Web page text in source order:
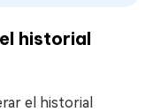
historial
el historial